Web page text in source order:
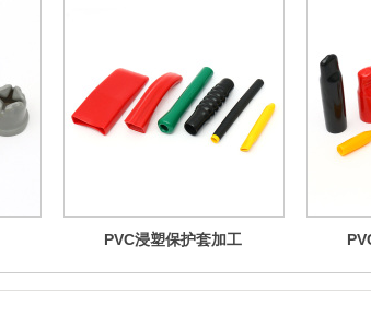
PVC浸塑保护套加工